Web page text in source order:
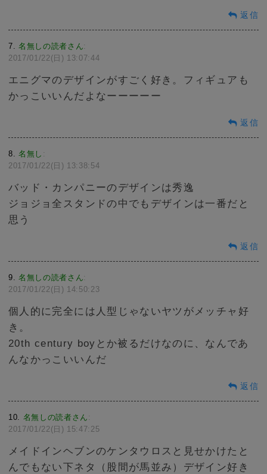
返信
7 名無しの読者さん:
2017/01/22(日) 13:07:44
エニグマのデザインがすごく好き。フィギュアも
かっこいいんだよなーーーーー
返信
8 名無し :
2017/01/22(日) 13:38:54
バッド・カンパニーのデザインは秀逸
ジョジョ全スタンドの中でもデザインは一番だと
思う
返信
9 名無しの読者さん:
2017/01/22(日) 14:50:23
個人的に完全には人型じゃないヤツがメッチャ好
き。
20th century boyとか被るだけなのに、なんであ
んなかっこいいんだ
返信
10 名無しの読者さん :
2017/01/22(日) 15:47:25
メイドインヘブンのケンタウロスと見せかけたと
んでもない下ネタ（股間が馬並み）デザイン好き